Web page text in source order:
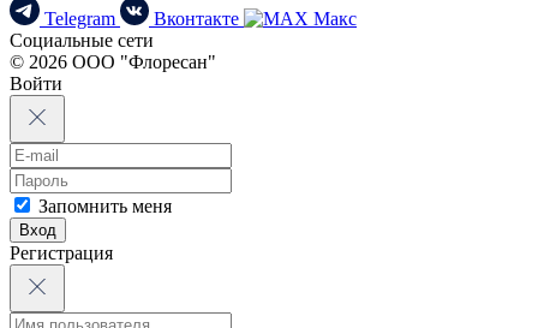
Telegram
Вконтакте
Макс
Социальные сети
© 2026 ООО "Флоресан"
Войти
Запомнить меня
Вход
Регистрация